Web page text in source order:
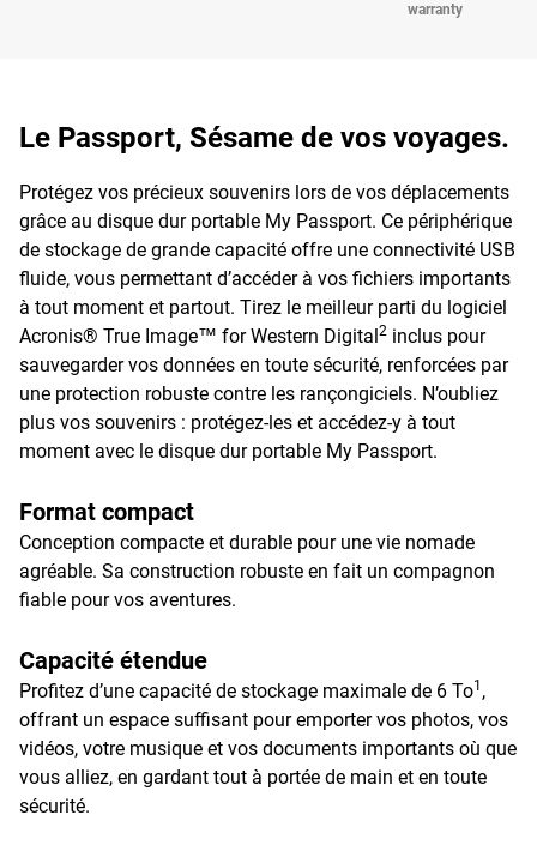
warranty
Le Passport, Sésame de vos voyages.
Protégez vos précieux souvenirs lors de vos déplacements
grâce au disque dur portable My Passport. Ce périphérique
de stockage de grande capacité offre une connectivité USB
fluide, vous permettant d’accéder à vos fichiers importants
à tout moment et partout. Tirez le meilleur parti du logiciel
Acronis® True Image™ for Western Digital2 inclus pour
sauvegarder vos données en toute sécurité, renforcées par
une protection robuste contre les rançongiciels. N’oubliez
plus vos souvenirs : protégez-les et accédez-y à tout
moment avec le disque dur portable My Passport.
Format compact
Conception compacte et durable pour une vie nomade
agréable. Sa construction robuste en fait un compagnon
fiable pour vos aventures.
Capacité étendue
Profitez d’une capacité de stockage maximale de 6 To1 ,
offrant un espace suffisant pour emporter vos photos, vos
vidéos, votre musique et vos documents importants où que
vous alliez, en gardant tout à portée de main et en toute
sécurité.